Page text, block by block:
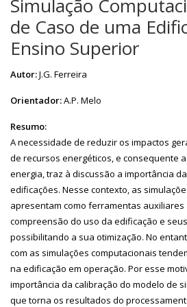
Simulação
de Caso de uma
Ensino Superior
Autor:J.G. Ferreira
Orientador:A.P. Melo
Resumo:
A necessidade de reduzir os impactos
de recursos energéticos, e consequente
energia, traz à discussão a importância
edificações. Nesse contexto, as
apresentam como ferramentas auxiliares
compreensão do uso da edificação e
possibilitando a sua otimização. No
com as simulações computacionais
na edificação em operação. Por esse
importância da calibração do modelo de
que torna os resultados do